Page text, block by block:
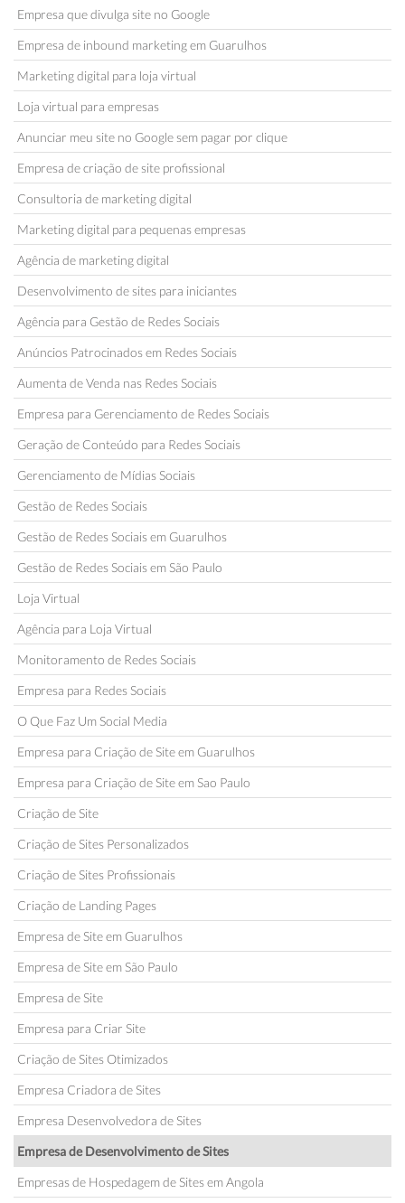
Empresa que divulga site no Google
Empresa de inbound marketing em Guarulhos
Marketing digital para loja virtual
Loja virtual para empresas
Anunciar meu site no Google sem pagar por clique
Empresa de criação de site profissional
Consultoria de marketing digital
Marketing digital para pequenas empresas
Agência de marketing digital
Desenvolvimento de sites para iniciantes
Agência para Gestão de Redes Sociais
Anúncios Patrocinados em Redes Sociais
Aumenta de Venda nas Redes Sociais
Empresa para Gerenciamento de Redes Sociais
Geração de Conteúdo para Redes Sociais
Gerenciamento de Mídias Sociais
Gestão de Redes Sociais
Gestão de Redes Sociais em Guarulhos
Gestão de Redes Sociais em São Paulo
Loja Virtual
Agência para Loja Virtual
Monitoramento de Redes Sociais
Empresa para Redes Sociais
O Que Faz Um Social Media
Empresa para Criação de Site em Guarulhos
Empresa para Criação de Site em Sao Paulo
Criação de Site
Criação de Sites Personalizados
Criação de Sites Profissionais
Criação de Landing Pages
Empresa de Site em Guarulhos
Empresa de Site em São Paulo
Empresa de Site
Empresa para Criar Site
Criação de Sites Otimizados
Empresa Criadora de Sites
Empresa Desenvolvedora de Sites
Empresa de Desenvolvimento de Sites
Empresas de Hospedagem de Sites em Angola